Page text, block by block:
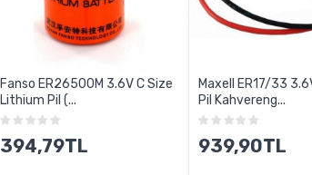
Fanso ER26500M 3.6V C Size
Lithium Pil (...
394,79TL
Maxell ER17/33
Pil Kahvereng...
939,90TL